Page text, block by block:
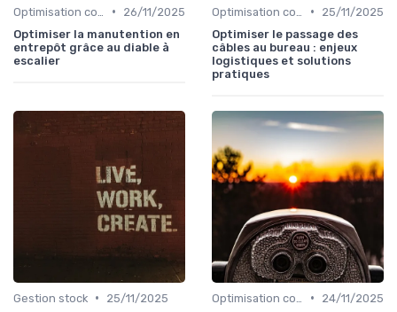
•
26/11/2025
Optimiser la manutention en
entrepôt grâce au diable à
escalier
•
25/11/2025
Optimiser le passage des
câbles au bureau : enjeux
logistiques et solutions
pratiques
Gestion stock •
25/11/2025
•
24/11/2025